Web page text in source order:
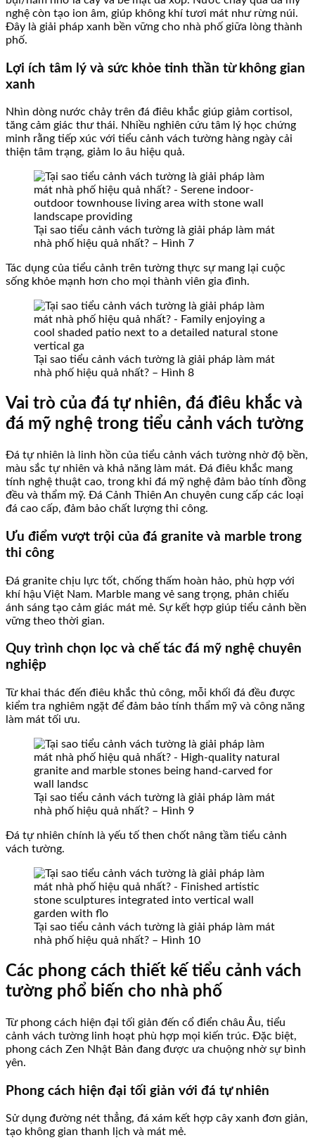
nghệ còn tạo ion âm, giúp không khí tươi mát như rừng núi.
Đây là giải pháp xanh bền vững cho nhà phố giữa lòng thành
phố.
Lợi ích tâm lý và sức khỏe tinh thần từ không gian
xanh
Nhìn dòng nước chảy trên đá điêu khắc giúp giảm cortisol,
tăng cảm giác thư thái. Nhiều nghiên cứu tâm lý học chứng
minh rằng tiếp xúc với tiểu cảnh vách tường hàng ngày cải
thiện tâm trạng, giảm lo âu hiệu quả.
Tại sao tiểu cảnh vách tường là giải pháp làm mát
nhà phố hiệu quả nhất? – Hình 7
Tác dụng của tiểu cảnh trên tường thực sự mang lại cuộc
sống khỏe mạnh hơn cho mọi thành viên gia đình.
Tại sao tiểu cảnh vách tường là giải pháp làm mát
nhà phố hiệu quả nhất? – Hình 8
Vai trò của đá tự nhiên, đá điêu khắc và
đá mỹ nghệ trong tiểu cảnh vách tường
Đá tự nhiên là linh hồn của tiểu cảnh vách tường nhờ độ bền,
màu sắc tự nhiên và khả năng làm mát. Đá điêu khắc mang
tính nghệ thuật cao, trong khi đá mỹ nghệ đảm bảo tính đồng
đều và thẩm mỹ. Đá Cảnh Thiên An chuyên cung cấp các loại
đá cao cấp, đảm bảo chất lượng thi công.
Ưu điểm vượt trội của đá granite và marble trong
thi công
Đá granite chịu lực tốt, chống thấm hoàn hảo, phù hợp với
khí hậu Việt Nam. Marble mang vẻ sang trọng, phản chiếu
ánh sáng tạo cảm giác mát mẻ. Sự kết hợp giúp tiểu cảnh bền
vững theo thời gian.
Quy trình chọn lọc và chế tác đá mỹ nghệ chuyên
nghiệp
Từ khai thác đến điêu khắc thủ công, mỗi khối đá đều được
kiểm tra nghiêm ngặt để đảm bảo tính thẩm mỹ và công năng
làm mát tối ưu.
Tại sao tiểu cảnh vách tường là giải pháp làm mát
nhà phố hiệu quả nhất? – Hình 9
Đá tự nhiên chính là yếu tố then chốt nâng tầm tiểu cảnh
vách tường.
Tại sao tiểu cảnh vách tường là giải pháp làm mát
nhà phố hiệu quả nhất? – Hình 10
Các phong cách thiết kế tiểu cảnh vách
tường phổ biến cho nhà phố
Từ phong cách hiện đại tối giản đến cổ điển châu Âu, tiểu
cảnh vách tường linh hoạt phù hợp mọi kiến trúc. Đặc biệt,
phong cách Zen Nhật Bản đang được ưa chuộng nhờ sự bình
yên.
Phong cách hiện đại tối giản với đá tự nhiên
Sử dụng đường nét thẳng, đá xám kết hợp cây xanh đơn giản,
tạo không gian thanh lịch và mát mẻ.